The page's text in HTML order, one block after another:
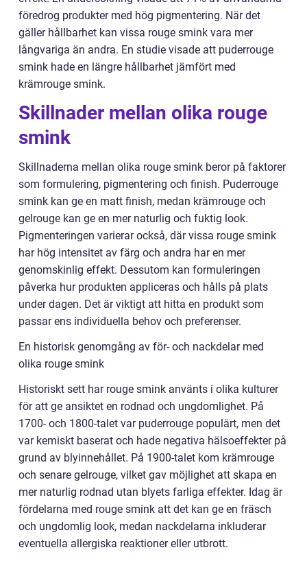
föredrog produkter med hög pigmentering. När det
gäller hållbarhet kan vissa rouge smink vara mer
långvariga än andra. En studie visade att puderrouge
smink hade en längre hållbarhet jämfört med
krämrouge smink.
Skillnader mellan olika rouge
smink
Skillnaderna mellan olika rouge smink beror på faktorer
som formulering, pigmentering och finish. Puderrouge
smink kan ge en matt finish, medan krämrouge och
gelrouge kan ge en mer naturlig och fuktig look.
Pigmenteringen varierar också, där vissa rouge smink
har hög intensitet av färg och andra har en mer
genomskinlig effekt. Dessutom kan formuleringen
påverka hur produkten appliceras och hålls på plats
under dagen. Det är viktigt att hitta en produkt som
passar ens individuella behov och preferenser.
En historisk genomgång av för- och nackdelar med
olika rouge smink
Historiskt sett har rouge smink använts i olika kulturer
för att ge ansiktet en rodnad och ungdomlighet. På
1700- och 1800-talet var puderrouge populärt, men det
var kemiskt baserat och hade negativa hälsoeffekter på
grund av blyinnehållet. På 1900-talet kom krämrouge
och senare gelrouge, vilket gav möjlighet att skapa en
mer naturlig rodnad utan blyets farliga effekter. Idag är
fördelarna med rouge smink att det kan ge en fräsch
och ungdomlig look, medan nackdelarna inkluderar
eventuella allergiska reaktioner eller utbrott.